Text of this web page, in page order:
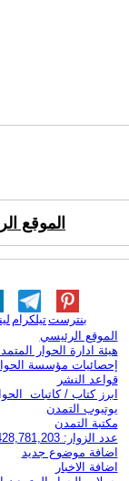
الموقع
تيلكرامبنترست
الموقع الرئيسي
هيئة ادارة الحوار
إحصائيات مؤسسة
قواعد النشر
ابرز كتاب / كاتبات
يوتيوب التمدن
مكتبة التمدن
عدد الزوار: 3,428,781,203
اضافة موضوع جديد
اضافة الاخبار